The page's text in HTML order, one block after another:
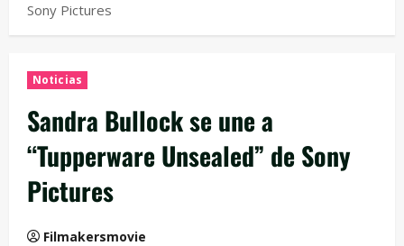
Sony Pictures
Noticias
Sandra Bullock se une a
“Tupperware Unsealed” de Sony
Pictures
Filmakersmovie